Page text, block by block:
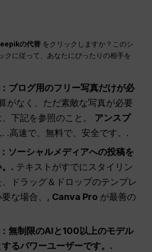
の代替 をクリックしますか？このシ
クに従って、あなたにぴったりの相手を
ブログ用のフリー写真だけが必
がなく、ただ素敵な写真が必要
下記を参照のこと。 アンスプ
. .高速で、無料で、安全です。.
ソーシャルメディアへの投稿を
. テキストがすでにスタイリン
、ドラッグ＆ドロップのテンプレ
な場合、, Canva Pro が最善の
無制限のAIと100以上のモデル
するパワーユーザーです。.